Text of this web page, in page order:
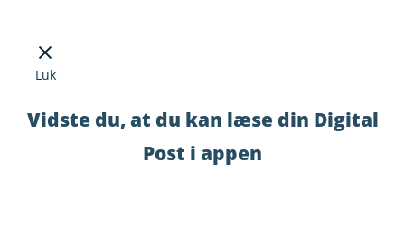
Luk
Vidste du, at du kan læse din Digital
Post i appen